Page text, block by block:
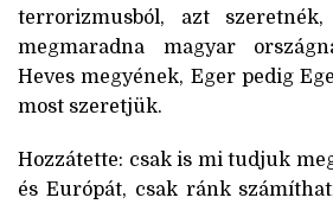
terrorizmusból, azt
megmaradna magyar
Heves megyének, Eger pedig
most szeretjük.
Hozzátette: csak is mi tudjuk
és Európát, csak ránk